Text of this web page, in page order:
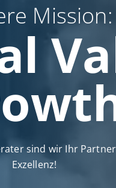
Mission:
sind wir Ihr
Exzellenz!